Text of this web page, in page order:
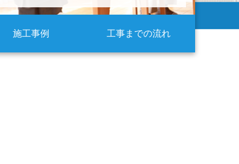
施工事例 工事までの流れ